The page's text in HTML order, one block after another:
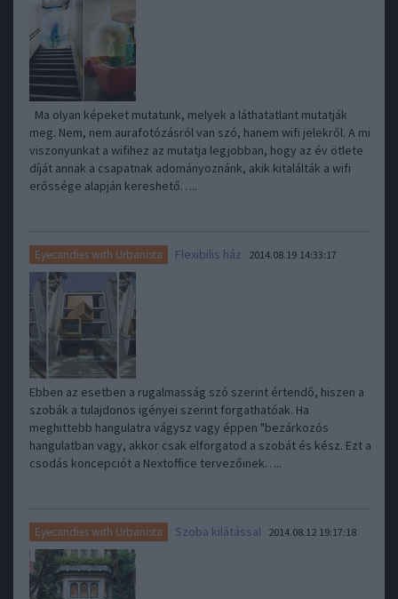
Ma olyan képeket mutatunk, melyek a láthatatlant mutatják
meg. Nem, nem aurafotózásról van szó, hanem wifi jelekről. A mi
viszonyunkat a wifihez az mutatja legjobban, hogy az év ötlete
díját annak a csapatnak adományoznánk, akik kitalálták a wifi
erőssége alapján kereshető…..
Eyecandies with Urbanista Flexibilis ház 2014.08.19 14:33:17
Ebben az esetben a rugalmasság szó szerint értendő, hiszen a
szobák a tulajdonos igényei szerint forgathatóak. Ha
meghittebb hangulatra vágysz vagy éppen "bezárkozós
hangulatban vagy, akkor csak elforgatod a szobát és kész. Ezt a
csodás koncepciót a Nextoffice tervezőinek…..
Eyecandies with Urbanista Szoba kilátással 2014.08.12 19:17:18